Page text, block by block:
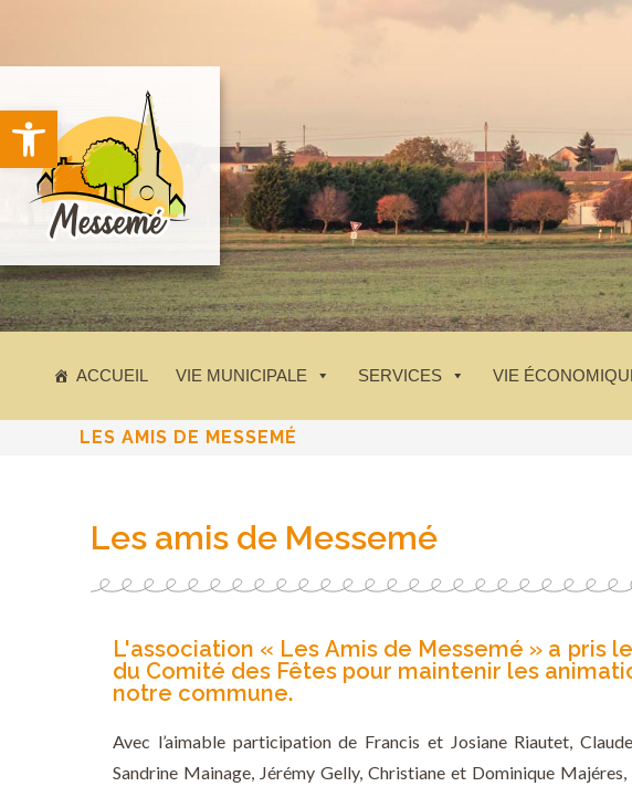
Ouvrir la barre d’outils
ACCUEIL VIE MUNICIPALE SERVICES VIE
LES AMIS DE MESSEMÉ
Les amis de Messemé
L'association « Les Amis de Messemé » a pris
du Comité des Fêtes pour maintenir les
notre commune.
Avec l’aimable participation de Francis et Josiane Riautet,
Sandrine Mainage, Jérémy Gelly, Christiane et Dominique